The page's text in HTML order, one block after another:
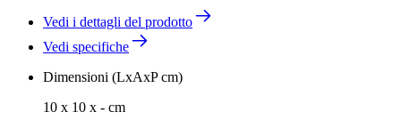
Vedi i dettagli del prodotto
Vedi specifiche
Dimensioni (LxAxP cm)
10 x 10 x - cm